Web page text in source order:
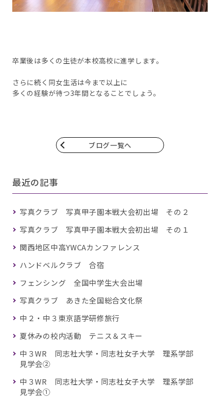
卒業後は多くの生徒が本校高校に進学します。
さらに続く同女生活は今まで以上に
多くの経験が待つ3年間となることでしょう。
ブログ一覧へ
最近の記事
写真クラブ 写真甲子園本戦大会初出場 その２
写真クラブ 写真甲子園本戦大会初出場 その１
関西地区中高YWCAカンファレンス
ハンドベルクラブ 合宿
フェンシング 全国中学生大会出場
写真クラブ あきた全国総合文化祭
中２・中３東京語学研修旅行
夏休みの校内活動 テニス＆スキー
中３WR 同志社大学・同志社女子大学 理系学部
見学会②
中３WR 同志社大学・同志社女子大学 理系学部
見学会①